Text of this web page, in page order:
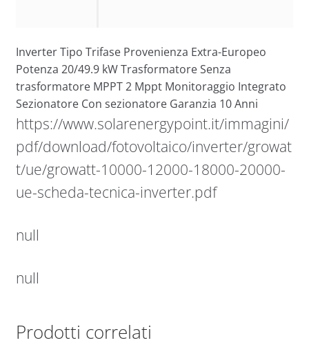
Inverter Tipo Trifase Provenienza Extra-Europeo
Potenza 20/49.9 kW Trasformatore Senza
trasformatore MPPT 2 Mppt Monitoraggio Integrato
Sezionatore Con sezionatore Garanzia 10 Anni
https://www.solarenergypoint.it/immagini/
pdf/download/fotovoltaico/inverter/growat
t/ue/growatt-10000-12000-18000-20000-
ue-scheda-tecnica-inverter.pdf
null
null
Prodotti correlati